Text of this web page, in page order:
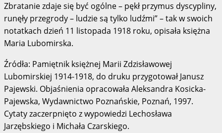
Zbratanie zdaje się być ogólne – pękł przymus dyscypliny,
runęły przegrody – ludzie są tylko ludźmi” – tak w swoich
notatkach dzień 11 listopada 1918 roku, opisała księżna
Maria Lubomirska.
Źródła: Pamiętnik księżnej Marii Zdzisławowej
Lubomirskiej 1914-1918, do druku przygotował Janusz
Pajewski. Objaśnienia opracowała Aleksandra Kosicka-
Pajewska, Wydawnictwo Poznańskie, Poznań, 1997.
Cytaty zaczerpnięto z wypowiedzi Lechosława
Jarzębskiego i Michała Czarskiego.